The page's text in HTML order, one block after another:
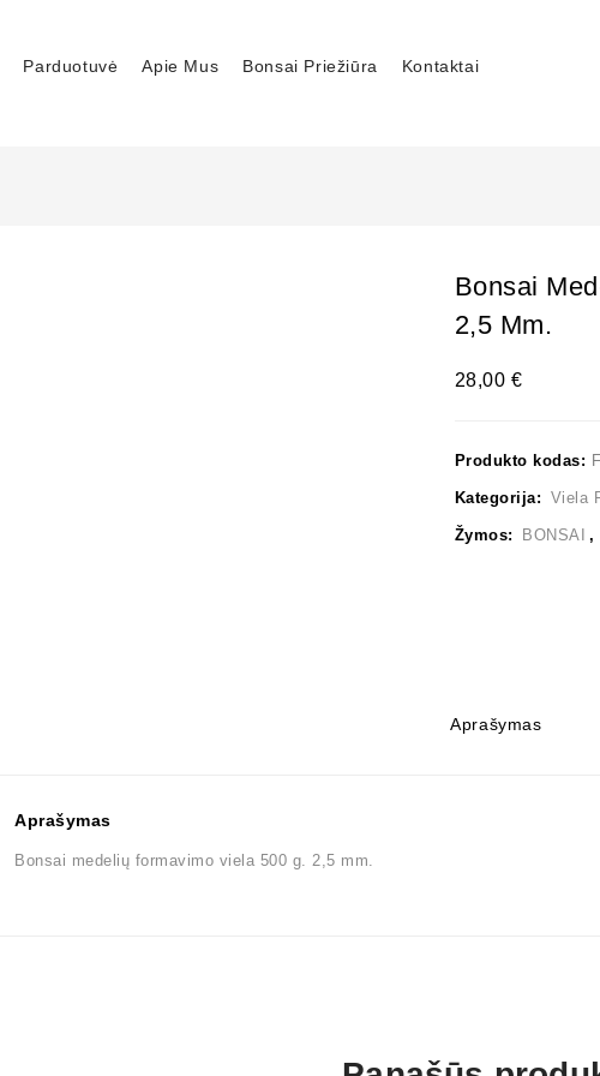
Parduotuvė Apie Mus Bonsai Priežiūra Kontaktai
Bonsai
2,5 Mm.
28,00€
Produkto kodas:
Kategorija: Viela
Žymos: BONSAI ,
Aprašymas
Aprašymas
Bonsai medelių formavimo viela 500 g. 2,5 mm.